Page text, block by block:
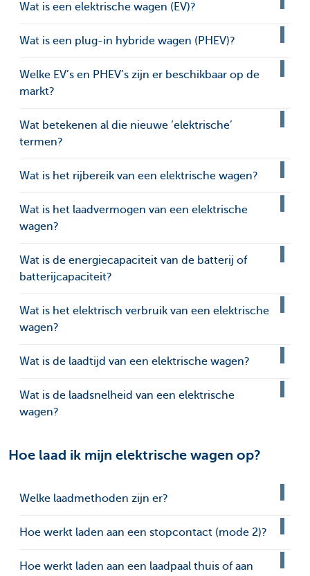
Wat is een elektrische wagen (EV)?
Wat is een plug-in hybride wagen (PHEV)?
Welke EV’s en PHEV’s zijn er beschikbaar op de
markt?
Wat betekenen al die nieuwe ‘elektrische’
termen?
Wat is het rijbereik van een elektrische wagen?
Wat is het laadvermogen van een elektrische
wagen?
Wat is de energiecapaciteit van de batterij of
batterijcapaciteit?
Wat is het elektrisch verbruik van een elektrische
wagen?
Wat is de laadtijd van een elektrische wagen?
Wat is de laadsnelheid van een elektrische
wagen?
Hoe laad ik mijn elektrische wagen op?
Welke laadmethoden zijn er?
Hoe werkt laden aan een stopcontact (mode 2)?
Hoe werkt laden aan een laadpaal thuis of aan